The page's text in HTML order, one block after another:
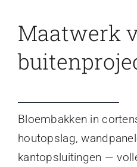
Maatwerk
Bloembakken in
houtopslag,
kantopsluitingen —